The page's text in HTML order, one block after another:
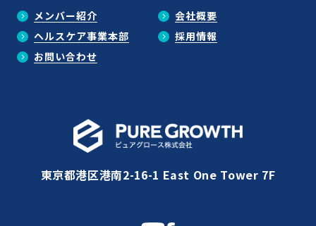
メンバー紹介
会社概要
ヘルスケア事業本部
採用情報
お問い合わせ
東京都港区港南2-16-1 East One Tower 7F